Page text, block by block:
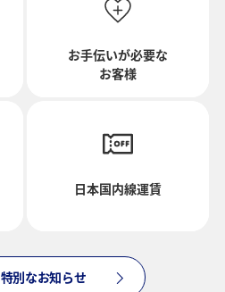
要時間を追加する
帯
お手伝いが必要な
お客様
日本国内線運賃
別なお知らせ